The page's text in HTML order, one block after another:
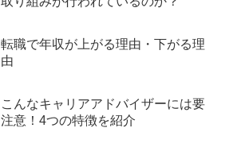
転職で年収が上がる理由・下がる理
由
こんなキャリアアドバイザーには要
注意！4つの特徴を紹介